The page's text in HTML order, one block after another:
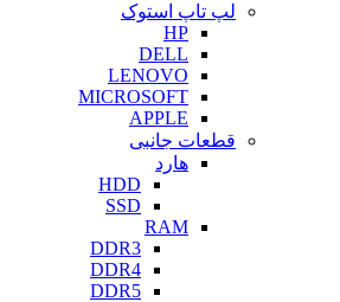
لپ تاپ استوک
HP
DELL
LENOVO
MICROSOFT
APPLE
قطعات جانبی
هارد
HDD
SSD
RAM
DDR3
DDR4
DDR5